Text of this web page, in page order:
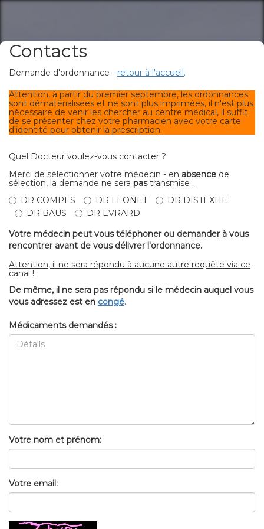
Contacts
Demande d'ordonnance - retour à l'accueil.
Attention, à partir du premier septembre, les ordonnances
sont dématérialisées et ne sont plus imprimées, il n'est plus
nécessaire de venir les chercher au centre médical, il suffit
de se présenter chez votre pharmacien avec votre carte
d'identité pour obtenir la prescription.
Quel Docteur voulez-vous contacter ?
Merci de sélectionner votre médecin - en absence de
sélection, la demande ne sera pastransmise :
DR COMPES
DR LEONET
DR DISTEXHE
DR BAUS
DR EVRARD
Votre médecin peut vous téléphoner ou demander à vous
rencontrer avant de vous délivrer l'ordonnance.
Attention, il ne sera répondu à aucune autre requête via ce
canal !
De même, il ne sera pas répondu si le médecin auquel vous
vous adressez est en congé.
Médicaments demandés :
Votre nom et prénom:
Votre email: